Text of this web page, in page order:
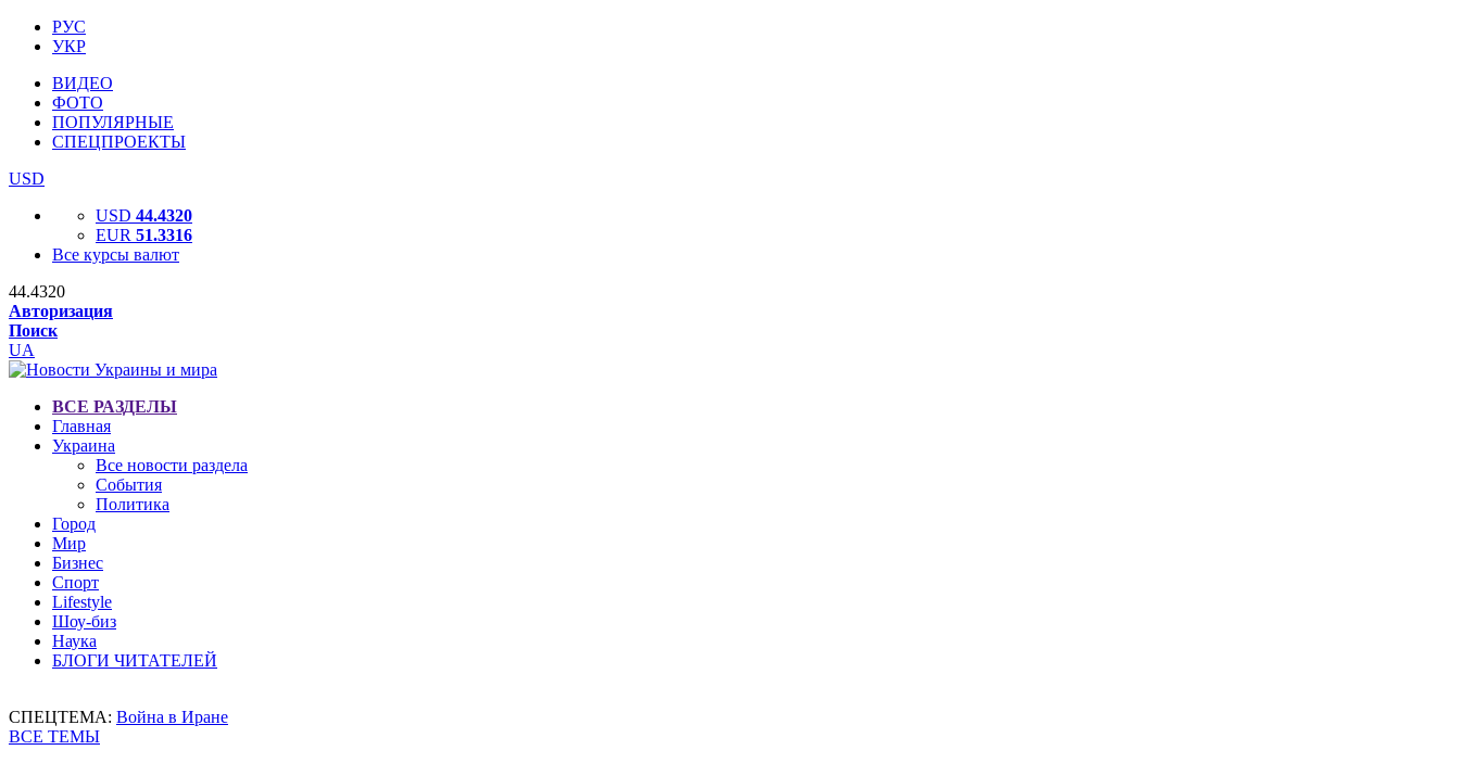
РУС
УКР
ВИДЕО
ФОТО
ПОПУЛЯРНЫЕ
СПЕЦПРОЕКТЫ
USD
USD 44.4320
EUR 51.3316
Все курсы валют
44.4320
Авторизация
Поиск
UA
ВСЕ РАЗДЕЛЫ
Главная
Украина
Все новости раздела
События
Политика
Город
Мир
Бизнес
Спорт
Lifestyle
Шоу-биз
Наука
БЛОГИ ЧИТАТЕЛЕЙ
СПЕЦТЕМА: Война в Иране
ВСЕ ТЕМЫ